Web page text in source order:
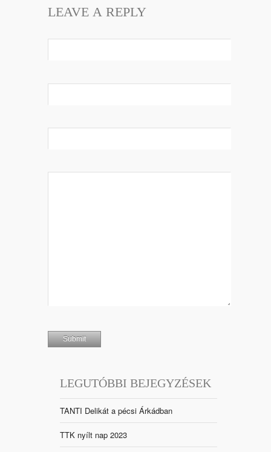
LEAVE A REPLY
LEGUTÓBBI BEJEGYZÉSEK
TANTI Delikát a pécsi Árkádban
TTK nyílt nap 2023